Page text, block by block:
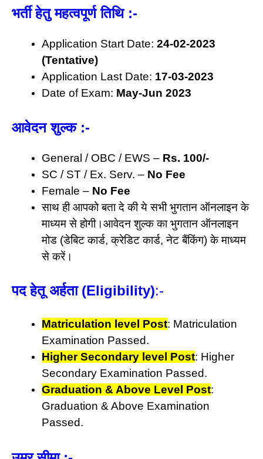
भर्ती हेतु महत्वपूर्ण तिथि :-
Application Start Date: 24-02-2023
(Tentative)
Application Last Date: 17-03-2023
Date of Exam: May-Jun 2023
आवेदन शुल्क :-
General / OBC / EWS – Rs. 100/-
SC / ST / Ex. Serv. – No Fee
Female – No Fee
साथ ही आपको बता दे की ये सभी भुगतान ऑनलाइन के
माध्यम से होगी।आवेदन शुल्क का भुगतान ऑनलाइन
मोड (डेबिट कार्ड, क्रेडिट कार्ड, नेट बैंकिंग) के माध्यम
से करें।
पद हेतू अर्हता (Eligibility):-
Matriculation level Post: Matriculation
Examination Passed.
Higher Secondary level Post: Higher
Secondary Examination Passed.
Graduation & Above Level Post:
Graduation & Above Examination
Passed.